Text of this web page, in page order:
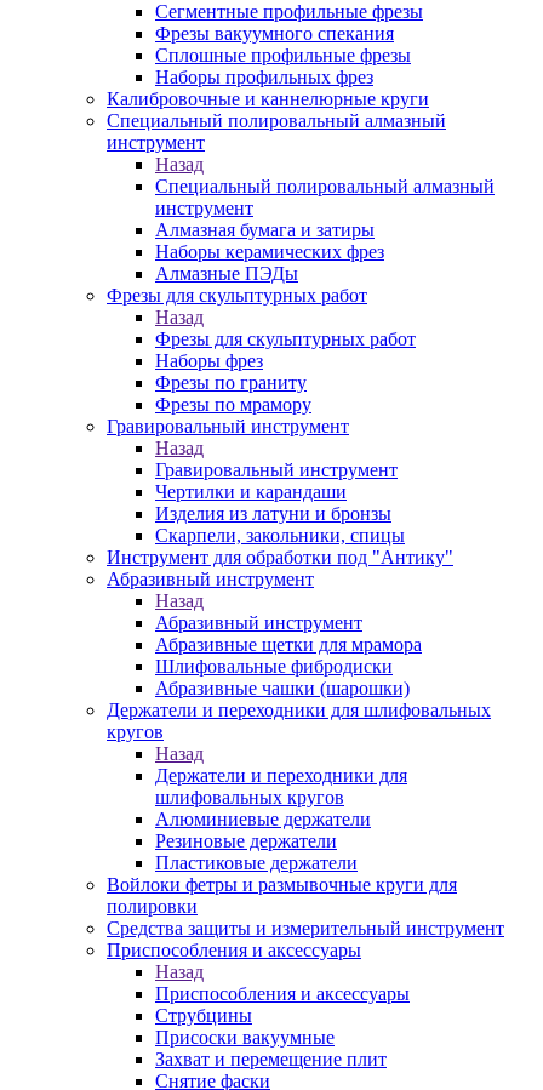
Сегментные профильные фрезы
Фрезы вакуумного спекания
Сплошные профильные фрезы
Наборы профильных фрез
Калибровочные и каннелюрные круги
Специальный полировальный алмазный
инструмент
Назад
Специальный полировальный алмазный
инструмент
Алмазная бумага и затиры
Наборы керамических фрез
Алмазные ПЭДы
Фрезы для скульптурных работ
Назад
Фрезы для скульптурных работ
Наборы фрез
Фрезы по граниту
Фрезы по мрамору
Гравировальный инструмент
Назад
Гравировальный инструмент
Чертилки и карандаши
Изделия из латуни и бронзы
Скарпели, закольники, спицы
Инструмент для обработки под "Антику"
Абразивный инструмент
Назад
Абразивный инструмент
Абразивные щетки для мрамора
Шлифовальные фибродиски
Абразивные чашки (шарошки)
Держатели и переходники для шлифовальных
кругов
Назад
Держатели и переходники для
шлифовальных кругов
Алюминиевые держатели
Резиновые держатели
Пластиковые держатели
Войлоки фетры и размывочные круги для
полировки
Средства защиты и измерительный инструмент
Приспособления и аксессуары
Назад
Приспособления и аксессуары
Струбцины
Присоски вакуумные
Захват и перемещение плит
Снятие фаски